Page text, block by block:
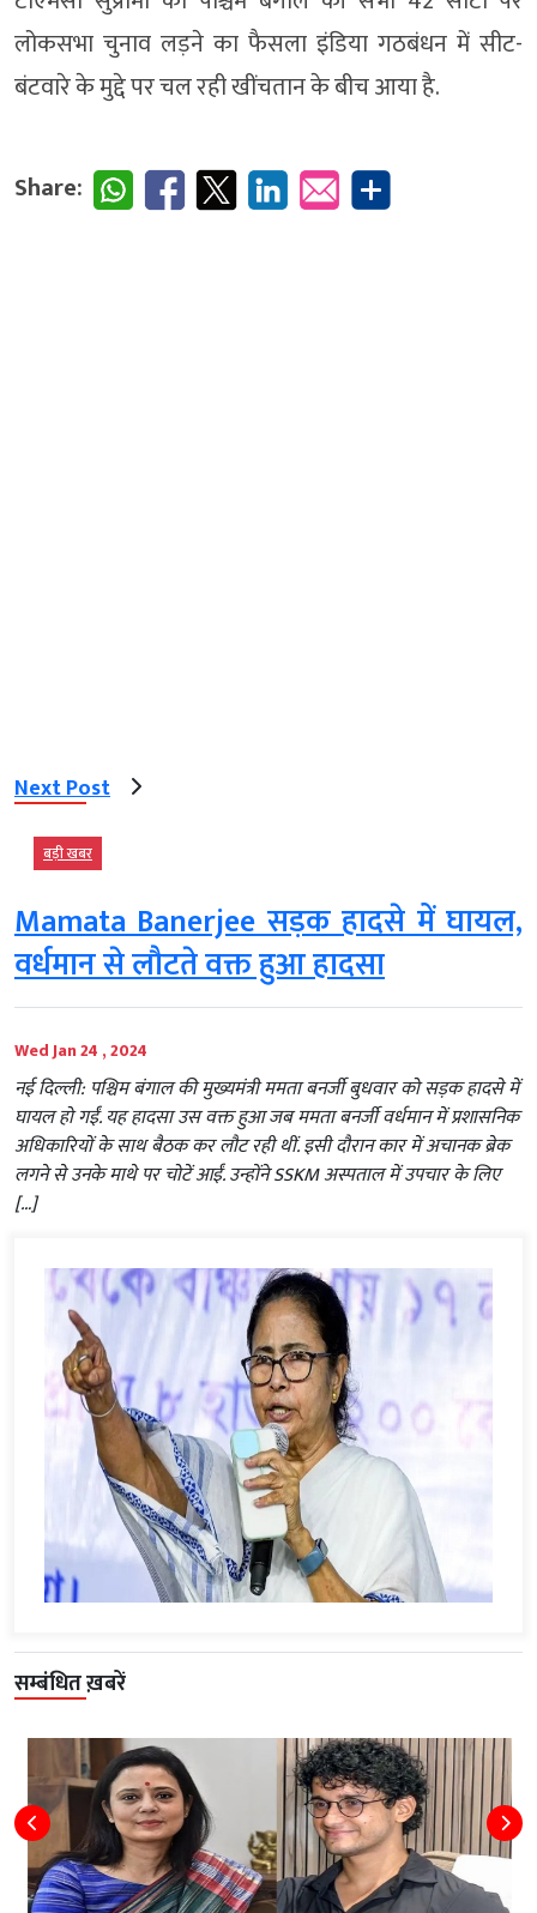
लोकसभा चुनाव लड़ने का फैसला इंडिया गठबंधन में सीट-
बंटवारे के मुद्दे पर चल रही खींचतान के बीच आया है.
Share:
Next Post
बड़ी खबर
Mamata Banerjee सड़क हादसे में घायल,
वर्धमान से लौटते वक्त हुआ हादसा
Wed Jan 24 , 2024
नई दिल्ली: पश्चिम बंगाल की मुख्यमंत्री ममता बनर्जी बुधवार को सड़क हादसे में
घायल हो गईं. यह हादसा उस वक्त हुआ जब ममता बनर्जी वर्धमान में प्रशासनिक
अधिकारियों के साथ बैठक कर लौट रही थीं. इसी दौरान कार में अचानक ब्रेक
लगने से उनके माथे पर चोटें आईं. उन्होंने SSKM अस्पताल में उपचार के लिए
[…]
सम्बंधित ख़बरें